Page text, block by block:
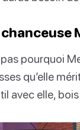
pourquoi
qu’elle
avec elle,